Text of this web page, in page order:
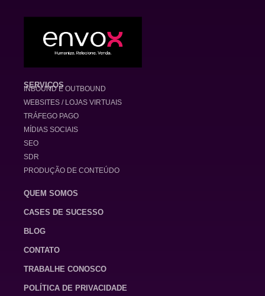
SERVIÇOS
INBOUND E OUTBOUND
WEBSITES / LOJAS VIRTUAIS
TRÁFEGO PAGO
MÍDIAS SOCIAIS
SEO
SDR
PRODUÇÃO DE CONTEÚDO
QUEM SOMOS
CASES DE SUCESSO
BLOG
CONTATO
TRABALHE CONOSCO
POLÍTICA DE PRIVACIDADE